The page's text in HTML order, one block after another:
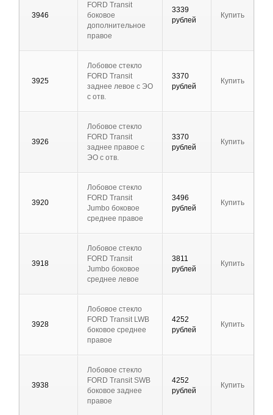
3946
FORD Transit
боковое
дополнительное
правое
3339
рублей
Купить
3925
Лобовое стекло
FORD Transit
заднее левое с ЭО
с отв.
3370
рублей
Купить
3926
Лобовое стекло
FORD Transit
заднее правое с
ЭО с отв.
3370
рублей
Купить
3920
Лобовое стекло
FORD Transit
Jumbo боковое
среднее правое
3496
рублей
Купить
3918
Лобовое стекло
FORD Transit
Jumbo боковое
среднее левое
3811
рублей
Купить
3928
Лобовое стекло
FORD Transit LWB
боковое среднее
правое
4252
рублей
Купить
3938
Лобовое стекло
FORD Transit SWB
боковое заднее
правое
4252
рублей
Купить